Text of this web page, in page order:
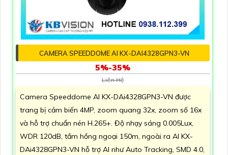
CAMERA SPEEDDOME AI KX-DAI4328GPN3-VN
5%-35%
Liên Hệ
Camera Speeddome AI KX-DAi4328GPN3-VN được
trang bị cảm biến 4MP, zoom quang 32x, zoom số 16x
và hỗ trợ chuẩn nén H.265+. Độ nhạy sáng 0.005Lux,
WDR 120dB, tầm hồng ngoại 150m, ngoài ra AI KX-
DAi4328GPN3-VN hỗ trợ AI như Auto Tracking, SMD 4.0,